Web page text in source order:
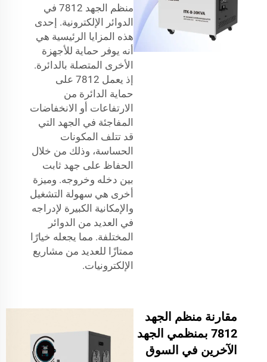
منظم الجهد 7812 في
الدوائر الإلكترونية. إحدى
هذه المزايا الرئيسية هي
أنه يوفر حماية للأجهزة
الأخرى المتصلة بالدائرة.
إذ يعمل 7812 على
حماية الدائرة من
الارتفاعات أو الانخفاضات
المفاجئة في الجهد التي
قد تتلف المكونات
الحساسة، وذلك من خلال
الحفاظ على جهد ثابت
بين دخله وخروجه. وميزة
أخرى هي سهولة التشغيل
والإمكانية الكبيرة لإدراجه
في العديد من الدوائر
المختلفة. مما يجعله خيارًا
ممتازًا للعديد من مشاريع
الإلكترونيات.
مقارنة منظم الجهد
7812 بمنظمي الجهد
الآخرين في السوق